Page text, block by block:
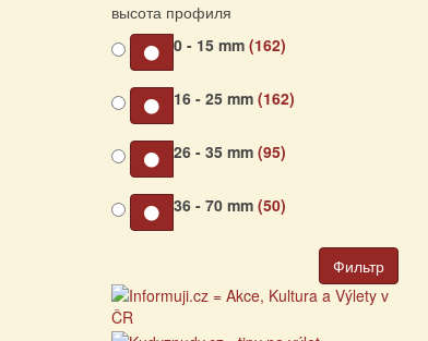
высота профиля
0 - 15 mm (162)
16 - 25 mm (162)
26 - 35 mm (95)
36 - 70 mm (50)
Фильтр